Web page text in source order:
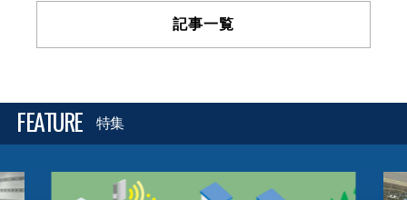
記事一覧
FEATURE 特集